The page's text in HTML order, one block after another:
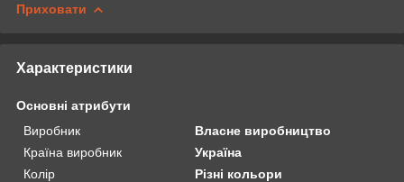
Приховати
Характеристики
Основні атрибути
Виробник
Власне виробництво
Країна виробник
Україна
Колір
Різні кольори